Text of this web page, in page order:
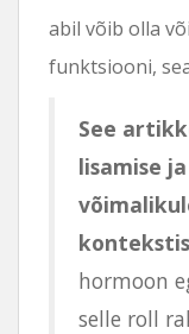
abil võib olla
funktsiooni,
See
lisamise
hormoon
selle roll